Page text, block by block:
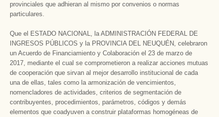
provinciales que adhieran al mismo por convenios o normas
particulares.
Que el ESTADO NACIONAL, la ADMINISTRACIÓN FEDERAL DE
INGRESOS PÚBLICOS y la PROVINCIA DEL NEUQUÉN, celebraron
un Acuerdo de Financiamiento y Colaboración el 23 de marzo de
2017, mediante el cual se comprometieron a realizar acciones mutuas
de cooperación que sirvan al mejor desarrollo institucional de cada
una de ellas, tales como la armonización de vencimientos,
nomencladores de actividades, criterios de segmentación de
contribuyentes, procedimientos, parámetros, códigos y demás
elementos que coadyuven a construir plataformas homogéneas de